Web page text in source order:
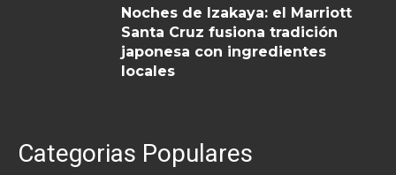
Noches de Izakaya: el Marriott
Santa Cruz fusiona tradición
japonesa con ingredientes
locales
Categorias Populares